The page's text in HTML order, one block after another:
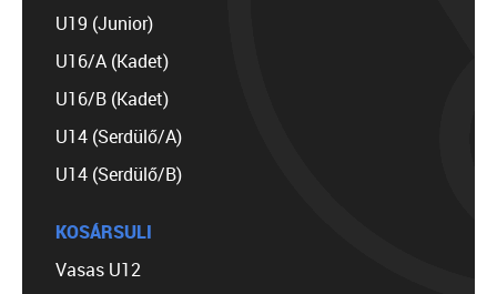
U19 (Junior)
U16/A (Kadet)
U16/B (Kadet)
U14 (Serdülő/A)
U14 (Serdülő/B)
KOSÁRSULI
Vasas U12